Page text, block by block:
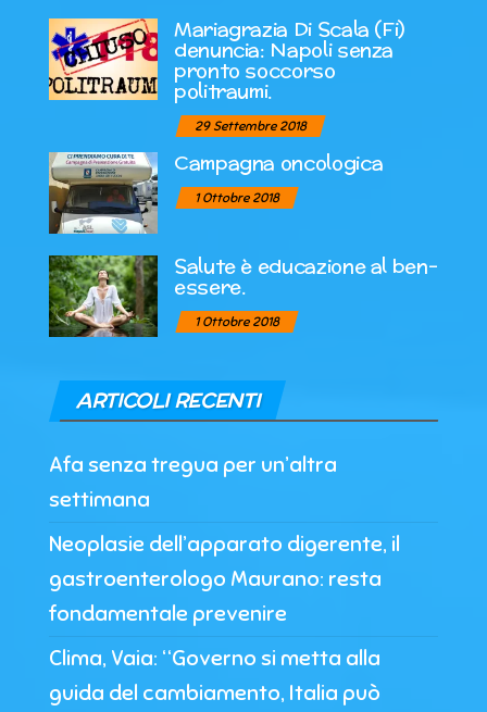
Mariagrazia Di Scala (Fi)
denuncia: Napoli senza
pronto soccorso
politraumi.
29 Settembre 2018
Campagna oncologica
1 Ottobre 2018
Salute è educazione al ben-
essere.
1 Ottobre 2018
ARTICOLI RECENTI
Afa senza tregua per un’altra
settimana
Neoplasie dell’apparato digerente, il
gastroenterologo Maurano: resta
fondamentale prevenire
Clima, Vaia: “Governo si metta alla
guida del cambiamento, Italia può